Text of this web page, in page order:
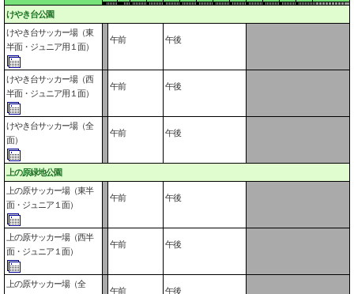
けやき台公園
けやき台サッカー場（東
半面・ジュニア用１面）
午前 午後
けやき台サッカー場（西
半面・ジュニア用１面）
午前 午後
けやき台サッカー場（全
面）
午前 午後
上の原緑地公園
上の原サッカー場（東半
面・ジュニア１面）
午前 午後
上の原サッカー場（西半
面・ジュニア１面）
午前 午後
上の原サッカー場（全
午前 午後